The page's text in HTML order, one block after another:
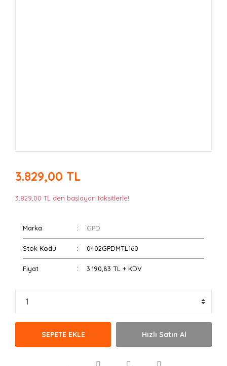
3.829,00 TL
3.829,00 TL den başlayan taksitlerle!
Marka GPD
Stok Kodu 0402GPDMTL160
Fiyat 3.190,83 TL + KDV
SEPETE EKLE Hızlı Satın Al